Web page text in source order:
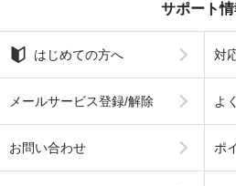
サポート情
はじめての方へ 対
メールサービス登録/解除 よ
お問い合わせ ポ